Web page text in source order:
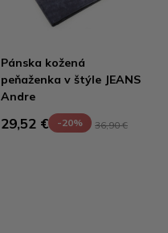
Pánska kožená
peňaženka v štýle JEANS
Andre
29,52 € -20% 36,90 €